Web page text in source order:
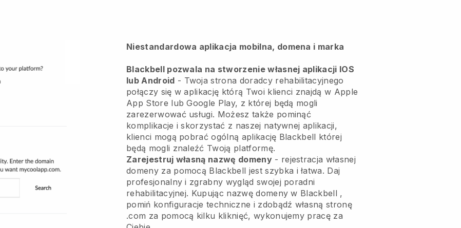
Niestandardowa aplikacja mobilna, domena i marka
Blackbell pozwala na stworzenie własnej aplikacji IOS
lub Android - Twoja strona doradcy rehabilitacyjnego
połączy się w aplikację którą Twoi klienci znajdą w Apple
App Store lub Google Play, z której będą mogli
zarezerwować usługi. Możesz także pominąć
komplikacje i skorzystać z naszej natywnej aplikacji,
klienci mogą pobrać ogólną aplikację Blackbell której
będą mogli znaleźć Twoją platformę.
Zarejestruj własną nazwę domeny- rejestracja własnej
domeny za pomocą Blackbell jest szybka i łatwa. Daj
profesjonalny i zgrabny wygląd swojej poradni
rehabilitacyjnej. Kupując nazwę domeny w Blackbell ,
pomiń konfiguracje techniczne i zdobądź własną stronę
.com za pomocą kilku kliknięć, wykonujemy pracę za